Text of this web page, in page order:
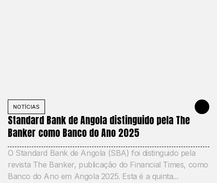
NOTÍCIAS
Standard Bank de Angola distinguido pela The
Banker como Banco do Ano 2025
O Standard Bank de Angola (SBA) foi distinguido pela
revista The Banker, publicação do Financial Times, como
Banco do Ano em Angola 2025. Esta é a quinta...